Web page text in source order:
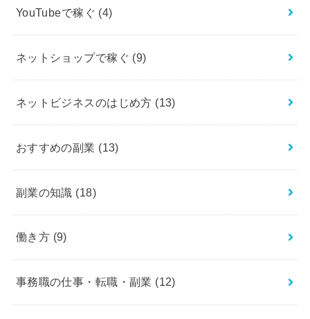
YouTubeで稼ぐ (4)
ネットショップで稼ぐ (9)
ネットビジネスのはじめ方 (13)
おすすめの副業 (13)
副業の知識 (18)
働き方 (9)
事務職の仕事・転職・副業 (12)